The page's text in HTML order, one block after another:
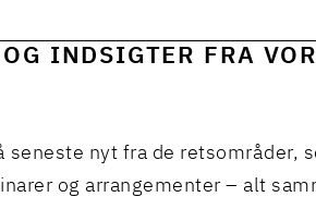
INDSIGTER FRA
nyt fra de retsområder,
og arrangementer – alt